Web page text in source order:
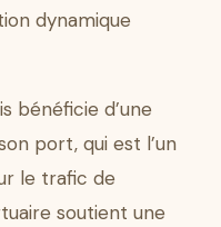
dynamique
bénéficie d’une
port, qui est l’un
le trafic de
soutient une